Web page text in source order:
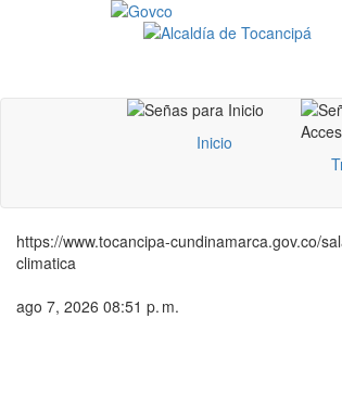
Inicio
https://www.tocancipa-cundinamarca.gov.co/
climatica
ago 7, 2026 08:51 p. m.